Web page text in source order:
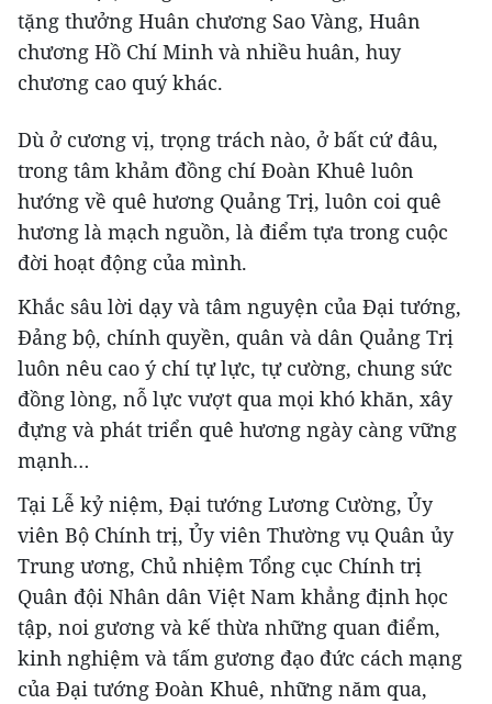
tặng thưởng Huân chương Sao Vàng, Huân
chương Hồ Chí Minh và nhiều huân, huy
chương cao quý khác.
Dù ở cương vị, trọng trách nào, ở bất cứ đâu,
trong tâm khảm đồng chí Đoàn Khuê luôn
hướng về quê hương Quảng Trị, luôn coi quê
hương là mạch nguồn, là điểm tựa trong cuộc
đời hoạt động của mình.
Khắc sâu lời dạy và tâm nguyện của Đại tướng,
Đảng bộ, chính quyền, quân và dân Quảng Trị
luôn nêu cao ý chí tự lực, tự cường, chung sức
đồng lòng, nỗ lực vượt qua mọi khó khăn, xây
đựng và phát triển quê hương ngày càng vững
mạnh…
Tại Lễ kỷ niệm, Đại tướng Lương Cường, Ủy
viên Bộ Chính trị, Ủy viên Thường vụ Quân ủy
Trung ương, Chủ nhiệm Tổng cục Chính trị
Quân đội Nhân dân Việt Nam khẳng định học
tập, noi gương và kế thừa những quan điểm,
kinh nghiệm và tấm gương đạo đức cách mạng
của Đại tướng Đoàn Khuê, những năm qua,